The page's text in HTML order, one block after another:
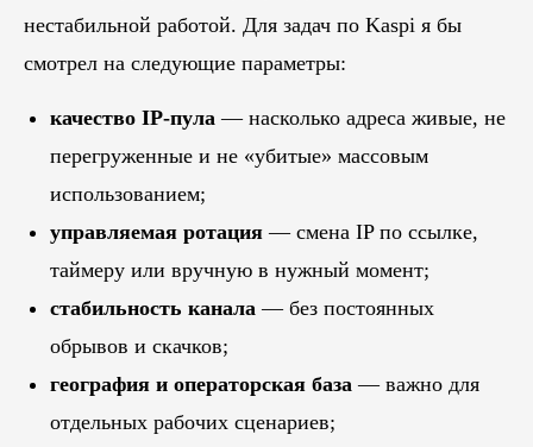
нестабильной работой. Для задач по Kaspi я бы
смотрел на следующие параметры:
качество IP-пула — насколько адреса живые, не
перегруженные и не «убитые» массовым
использованием;
управляемая ротация — смена IP по ссылке,
таймеру или вручную в нужный момент;
стабильность канала — без постоянных
обрывов и скачков;
география и операторская база — важно для
отдельных рабочих сценариев;